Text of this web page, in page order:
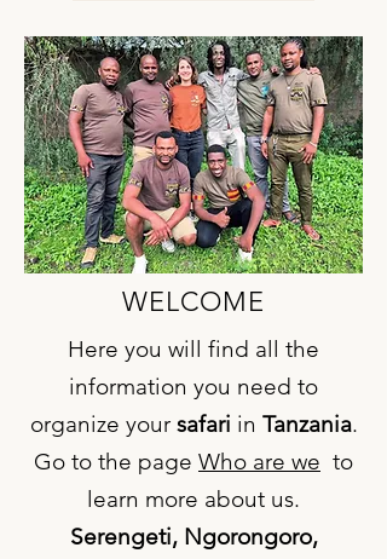
WELCOME
Here you will find all the
information you need to
organize your safari in Tanzania.
Go to the page Who are we to
learn more about us.
Serengeti, Ngorongoro,